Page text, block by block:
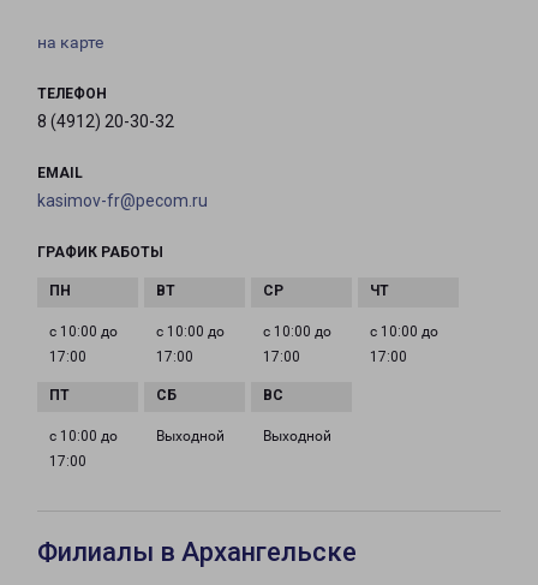
на карте
ТЕЛЕФОН
8 (4912) 20-30-32
EMAIL
kasimov-fr@pecom.ru
ГРАФИК РАБОТЫ
с 10:00 до
17:00
с 10:00 до
17:00
с 10:00 до
17:00
с 10:00 до
17:00
с 10:00 до
17:00
Выходной Выходной
Филиалы в Архангельске